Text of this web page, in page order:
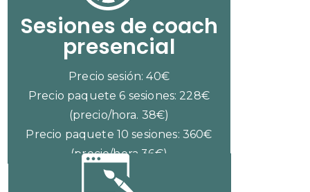
Sesiones de coach
presencial
Precio sesión: 40€
Precio paquete 6 sesiones: 228€
(precio/hora. 38€)
Precio paquete 10 sesiones: 360€
(precio/hora 36€)